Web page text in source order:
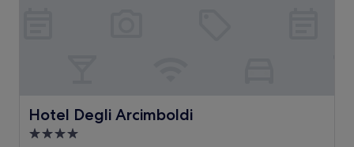
Hotel Degli Arcimboldi
Hotel Degli Arcimboldi
Hébergement